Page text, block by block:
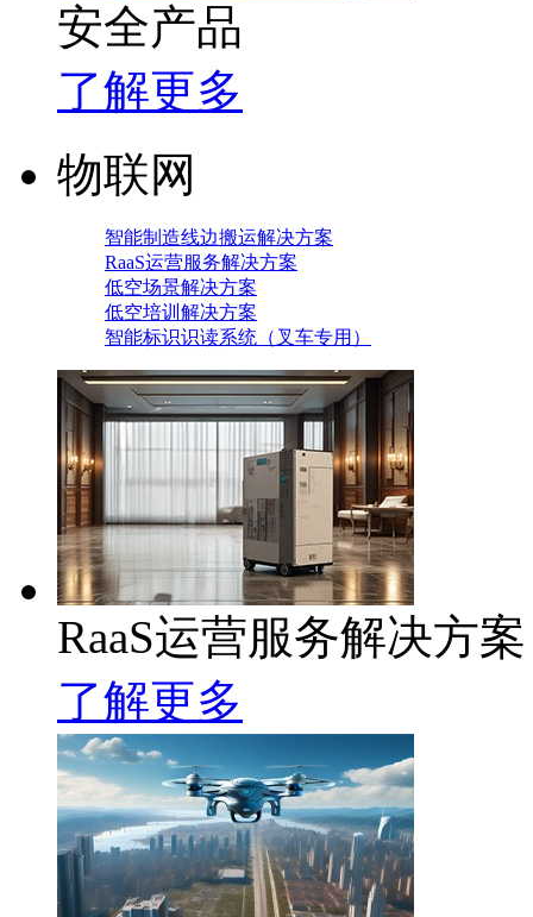
安全产品
了解更多
物联网
智能制造线边搬运解决方案
RaaS运营服务解决方案
低空场景解决方案
低空培训解决方案
智能标识识读系统（叉车专用）
RaaS运营服务解决方案
了解更多